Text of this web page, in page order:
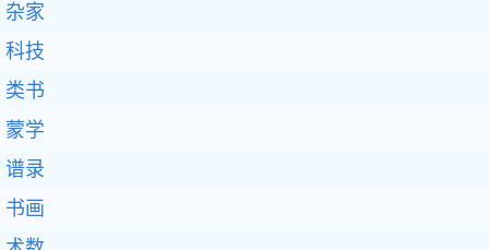
杂家
科技
类书
蒙学
谱录
书画